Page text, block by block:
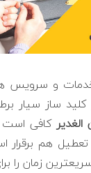
خدمات و سرویس
ساز سیار
کافی است
هم برقرار
زمان را